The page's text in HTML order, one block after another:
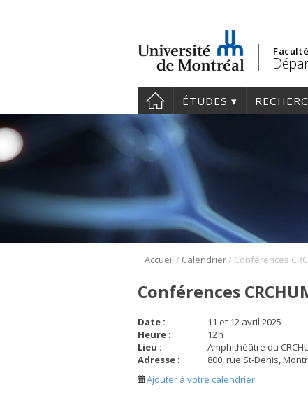
ÉTUDES
Accueil / Calendrier/
Conférences
Date :
11 et 12 avril 2025
Heure :
12h
Lieu :
Amphithéâtre du
Adresse :
800, rue St-Denis,
Ajouter à votre calendrier